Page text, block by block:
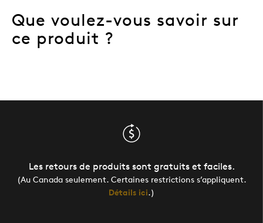
Que voulez-vous savoir sur
ce produit ?
Les retours de produits sont gratuits et faciles.
(Au Canada seulement. Certaines restrictions s’appliquent.
Détails ici.)